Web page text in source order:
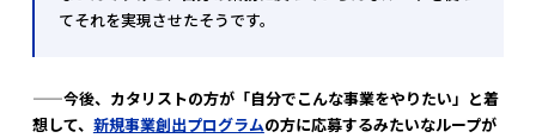
てそれを実現させたそうです。
——今後、カタリストの方が「自分でこんな事業をやりたい」と着
想して、 新規事業創出プログラムの方に応募するみたいなループが